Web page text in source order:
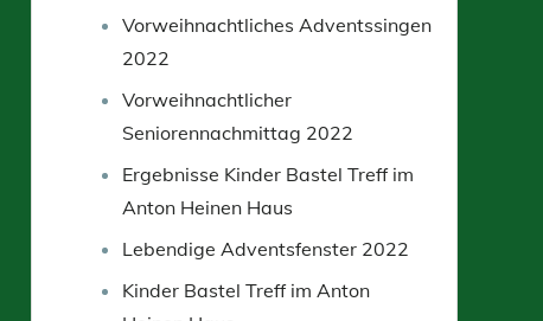
Vorweihnachtliches Adventssingen
2022
Vorweihnachtlicher
Seniorennachmittag 2022
Ergebnisse Kinder Bastel Treff im
Anton Heinen Haus
Lebendige Adventsfenster 2022
Kinder Bastel Treff im Anton